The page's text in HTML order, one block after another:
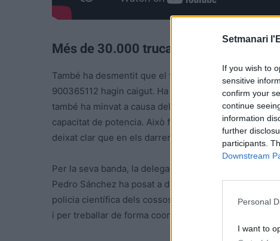
Setmanari
If you wish to
sensitive
confirm your
continue
information
further
participants.
Downstream
Personal
I want to
Més de 30.000 trucades al 112
També ha desmentit que el telèfon d’emergències
900365112 hagin caigut. Ha explicat que el que està
també ha minvat a causa del temporal i aquest fet
capacitat de potencia. Això fa que, de retruc,
deixat clar que en els darreres hores el 112 ha atès
Per la seva banda, la delegada del govern espanyol a
Pedro Sánchez ha posat a disposició de la
policia científica dels cossos de seguretat de l’Estat
i per treballar de forma coordinada amb l’Institut de